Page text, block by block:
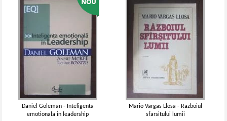
Daniel Goleman - Inteligenta
emotionala in leadership
Mario Vargas Llosa - Razboiul
sfarsitului lumii